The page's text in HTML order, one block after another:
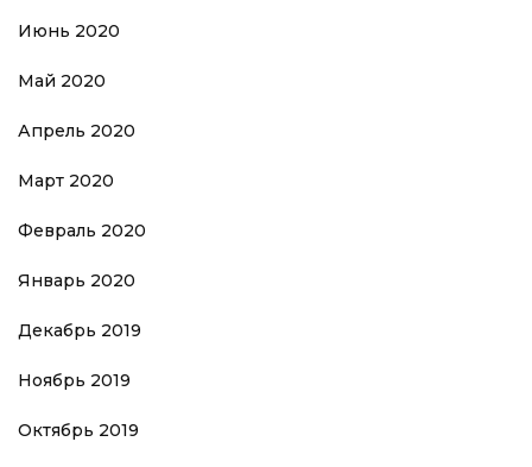
Июнь 2020
Май 2020
Апрель 2020
Март 2020
Февраль 2020
Январь 2020
Декабрь 2019
Ноябрь 2019
Октябрь 2019